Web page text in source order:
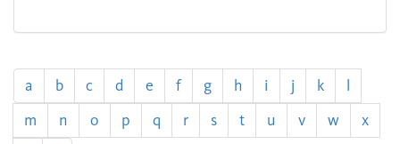
a b c d e f g h i j k
l
m
n o p q r s t u v w
x